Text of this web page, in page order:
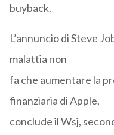
buyback.
L’annuncio di Steve
malattia non
fa che aumentare la
finanziaria di Apple,
conclude il Wsj,